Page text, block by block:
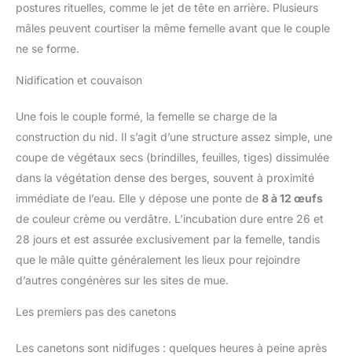
postures rituelles, comme le jet de tête en arrière. Plusieurs
mâles peuvent courtiser la même femelle avant que le couple
ne se forme.
Nidification et couvaison
Une fois le couple formé, la femelle se charge de la
construction du nid. Il s’agit d’une structure assez simple, une
coupe de végétaux secs (brindilles, feuilles, tiges) dissimulée
dans la végétation dense des berges, souvent à proximité
immédiate de l’eau. Elle y dépose une ponte de 8 à 12 œufs
de couleur crème ou verdâtre. L’incubation dure entre 26 et
28 jours et est assurée exclusivement par la femelle, tandis
que le mâle quitte généralement les lieux pour rejoindre
d’autres congénères sur les sites de mue.
Les premiers pas des canetons
Les canetons sont nidifuges : quelques heures à peine après